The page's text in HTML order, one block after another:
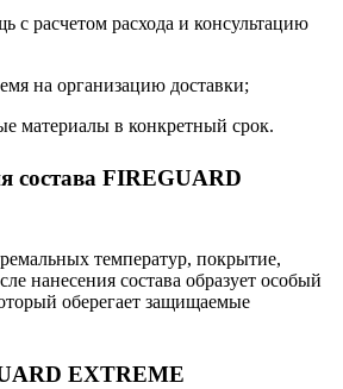
с расчетом расхода и консультацию
на организацию доставки;
материалы в конкретный срок.
состава FIREGUARD
температур, покрытие,
нанесения состава образует особый
оберегает защищаемые
EXTREME